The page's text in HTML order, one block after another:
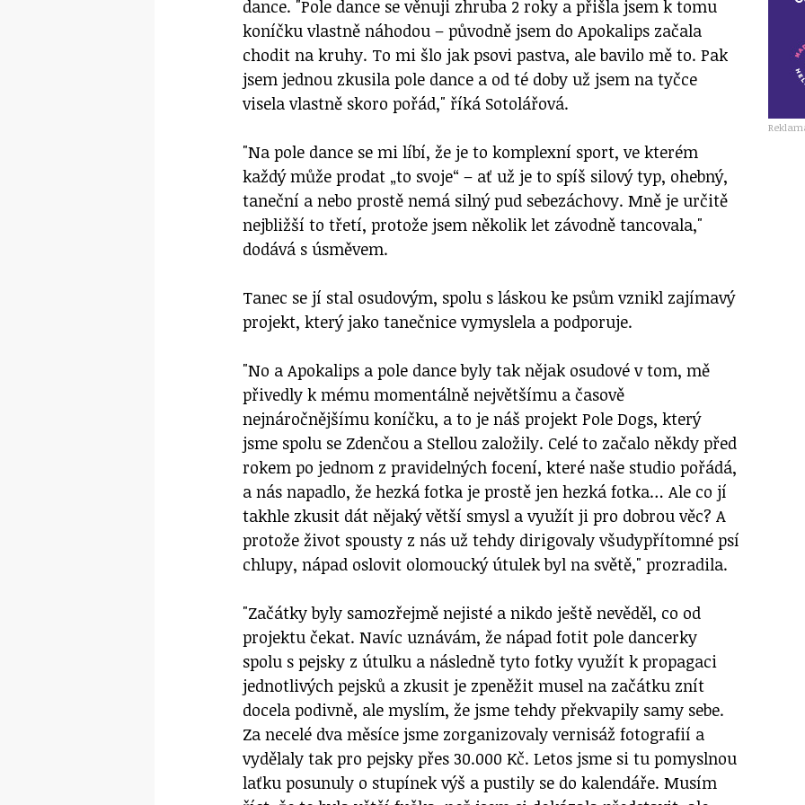
dance. "Pole dance se věnuji zhruba 2 roky a přišla jsem k tomu
koníčku vlastně náhodou – původně jsem do Apokalips začala
chodit na kruhy. To mi šlo jak psovi pastva, ale bavilo mě to. Pak
jsem jednou zkusila pole dance a od té doby už jsem na tyčce
visela vlastně skoro pořád," říká Sotolářová.
"Na pole dance se mi líbí, že je to komplexní sport, ve kterém
každý může prodat „to svoje“ – ať už je to spíš silový typ, ohebný,
taneční a nebo prostě nemá silný pud sebezáchovy. Mně je určitě
nejbližší to třetí, protože jsem několik let závodně tancovala,"
dodává s úsměvem.
Tanec se jí stal osudovým, spolu s láskou ke psům vznikl zajímavý
projekt, který jako tanečnice vymyslela a podporuje.
"No a Apokalips a pole dance byly tak nějak osudové v tom, mě
přivedly k mému momentálně největšímu a časově
nejnáročnějšímu koníčku, a to je náš projekt Pole Dogs, který
jsme spolu se Zdenčou a Stellou založily. Celé to začalo někdy před
rokem po jednom z pravidelných focení, které naše studio pořádá,
a nás napadlo, že hezká fotka je prostě jen hezká fotka… Ale co jí
takhle zkusit dát nějaký větší smysl a využít ji pro dobrou věc? A
protože život spousty z nás už tehdy dirigovaly všudypřítomné psí
chlupy, nápad oslovit olomoucký útulek byl na světě," prozradila.
"Začátky byly samozřejmě nejisté a nikdo ještě nevěděl, co od
projektu čekat. Navíc uznávám, že nápad fotit pole dancerky
spolu s pejsky z útulku a následně tyto fotky využít k propagaci
jednotlivých pejsků a zkusit je zpeněžit musel na začátku znít
docela podivně, ale myslím, že jsme tehdy překvapily samy sebe.
Za necelé dva měsíce jsme zorganizovaly vernisáž fotografií a
vydělaly tak pro pejsky přes 30.000 Kč. Letos jsme si tu pomyslnou
laťku posunuly o stupínek výš a pustily se do kalendáře. Musím